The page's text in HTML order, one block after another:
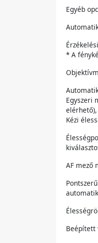
Egyéb
* A
Egyszeri
Kézi
AF mező
Beépített